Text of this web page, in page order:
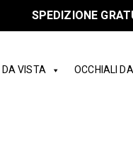
SPEDIZIONE
VISTA OCCHIALI